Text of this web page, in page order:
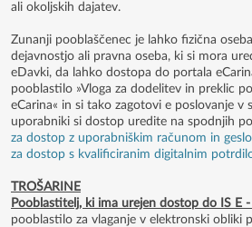
ali okoljskih dajatev.
Zunanji pooblaščenec je lahko fizična
dejavnostjo ali pravna oseba, ki si mora
eDavki, da lahko dostopa do portala
pooblastilo »Vloga za dodelitev in preklic
eCarina« in si tako zagotovi e poslovanje v
uporabniki si dostop uredite na spodnjih
za dostop z uporabniškim računom in
za dostop s kvalificiranim digitalnim
TROŠARINE
Pooblastitelj, ki ima urejen dostop do IS E
pooblastilo za vlaganje v elektronski obliki